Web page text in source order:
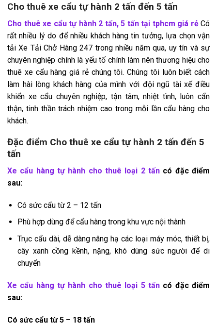
Cho thuê xe cẩu tự hành 2 tấn đến 5 tấn
Cho thuê xe cẩu tự hành 2 tấn, 5 tấn tại tphcm giá rẻCó
rất nhiều lý do để nhiều khách hàng tin tưởng, lựa chọn vận
tải Xe Tải Chở Hàng 247 trong nhiều năm qua, uy tín và sự
chuyên nghiệp chính là yếu tố chính làm nên thương hiệu cho
thuê xe cẩu hàng giá rẻ chúng tôi. Chúng tôi luôn biết cách
làm hài lòng khách hàng của mình với đội ngũ tài xế điều
khiển xe cẩu chuyên nghiệp, tận tâm, nhiệt tình, luôn cẩn
thận, tinh thần trách nhiệm cao trong mỗi lần cẩu hàng cho
khách.
Đặc điểm Cho thuê xe cẩu tự hành 2 tấn đến 5
tấn
Xe cẩu hàng tự hành cho thuê loại 2 tấn có đặc điểm
sau:
Có sức cẩu từ 2 – 12 tấn
Phù hợp dùng để cẩu hàng trong khu vực nội thành
Trục cẩu dài, dễ dàng nâng hạ các loại máy móc, thiết bị,
cây xanh cồng kềnh, nặng, khó dùng sức người để di
chuyển
Xe cẩu hàng tự hành cho thuê loại 5 tấn có đặc điểm
sau:
Có sức cẩu từ 5 – 18 tấn